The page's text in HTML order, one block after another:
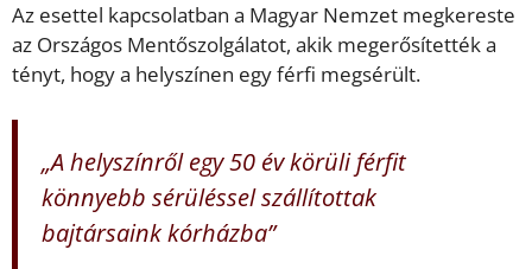
Az esettel kapcsolatban a Magyar Nemzet megkereste
az Országos Mentőszolgálatot, akik megerősítették a
tényt, hogy a helyszínen egy férfi megsérült.
„A helyszínről egy 50 év körüli férfit
könnyebb sérüléssel szállítottak
bajtársaink kórházba”